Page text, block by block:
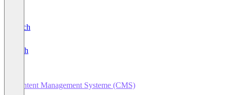
Deutsch
English
Content Management Systeme (CMS)